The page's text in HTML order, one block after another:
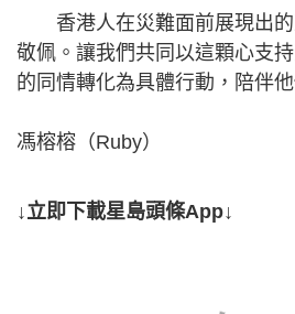
香港人在災難面前展現出的
敬佩。讓我們共同以這顆心支
的同情轉化為具體行動，陪伴
馮榕榕（Ruby）
↓立即下載星島頭條App↓